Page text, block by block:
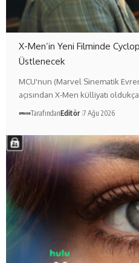
X-Men’in Yeni Filminde
Üstlenecek
MCU'nun (Marvel Sinematik
açısından X-Men külliyatı
TarafındanEditör 7 Ağu 2026